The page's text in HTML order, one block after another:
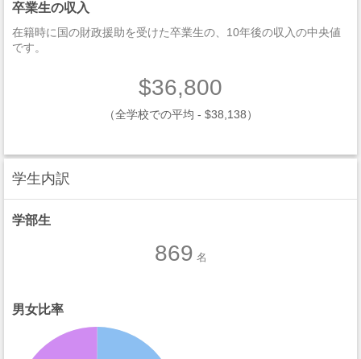
卒業生の収入
在籍時に国の財政援助を受けた卒業生の、10年後の収入の中央値
です。
$36,800
（全学校での平均 - $38,138）
学生内訳
学部生
869 名
男女比率